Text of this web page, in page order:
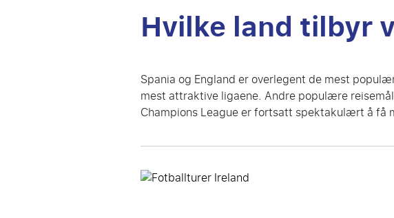
Hvilke land tilbyr
Spania og England er overlegent de mest
mest attraktive ligaene. Andre populære
Champions League er fortsatt spektakulært å få